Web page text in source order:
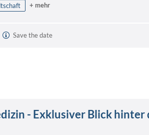
+ mehr
Save the date
- Exklusiver Blick hinter